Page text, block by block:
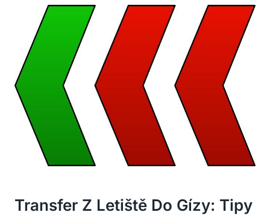
Transfer Z Letiště Do Gízy: Tipy